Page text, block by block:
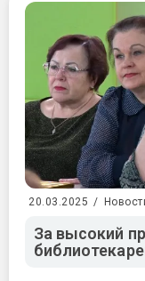
20.03.2025 /
За высокий